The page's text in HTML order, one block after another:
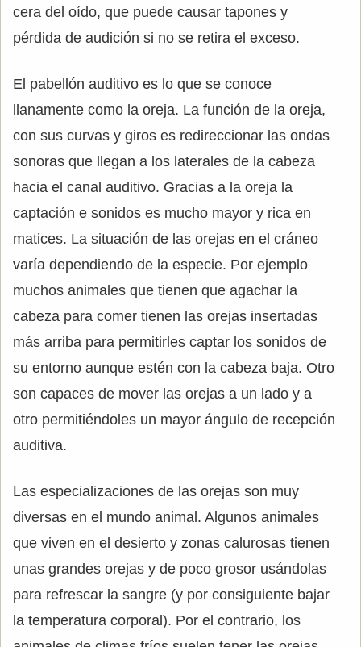
cera del oído, que puede causar tapones y
pérdida de audición si no se retira el exceso.
El pabellón auditivo es lo que se conoce
llanamente como la oreja. La función de la oreja,
con sus curvas y giros es redireccionar las ondas
sonoras que llegan a los laterales de la cabeza
hacia el canal auditivo. Gracias a la oreja la
captación e sonidos es mucho mayor y rica en
matices. La situación de las orejas en el cráneo
varía dependiendo de la especie. Por ejemplo
muchos animales que tienen que agachar la
cabeza para comer tienen las orejas insertadas
más arriba para permitirles captar los sonidos de
su entorno aunque estén con la cabeza baja. Otro
son capaces de mover las orejas a un lado y a
otro permitiéndoles un mayor ángulo de recepción
auditiva.
Las especializaciones de las orejas son muy
diversas en el mundo animal. Algunos animales
que viven en el desierto y zonas calurosas tienen
unas grandes orejas y de poco grosor usándolas
para refrescar la sangre (y por consiguiente bajar
la temperatura corporal). Por el contrario, los